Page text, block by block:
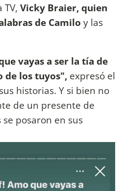
Vicky Braier, quien
de Camilo y las
vayas a ser la tía de
de los tuyos", expresó el
historias. Y si bien no
de un presente de
se posaron en sus